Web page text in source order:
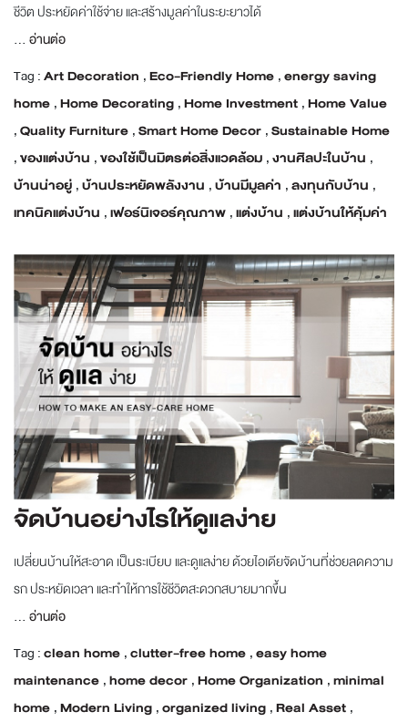
ชีวิต ประหยัดค่าใช้จ่าย และสร้างมูลค่าในระยะยาวได้
... อ่านต่อ
Tag :Art Decoration ,Eco-Friendly Home ,energy saving
home ,Home Decorating ,Home Investment ,Home Value
,Quality Furniture ,Smart Home Decor ,Sustainable Home
,ของแต่งบ้าน ,ของใช้เป็นมิตรต่อสิ่งแวดล้อม ,งานศิลปะในบ้าน ,
บ้านน่าอยู่ ,บ้านประหยัดพลังงาน ,บ้านมีมูลค่า ,ลงทุนกับบ้าน ,
เทคนิคแต่งบ้าน ,เฟอร์นิเจอร์คุณภาพ ,แต่งบ้าน ,แต่งบ้านให้คุ้มค่า
จัดบ้านอย่างไรให้ดูแลง่าย
เปลี่ยนบ้านให้สะอาด เป็นระเบียบ และดูแลง่าย ด้วยไอเดียจัดบ้านที่ช่วยลดความ
รก ประหยัดเวลา และทำให้การใช้ชีวิตสะดวกสบายมากขึ้น
... อ่านต่อ
Tag :clean home ,clutter-free home ,easy home
maintenance ,home decor ,Home Organization ,minimal
home ,Modern Living ,organized living ,Real Asset ,